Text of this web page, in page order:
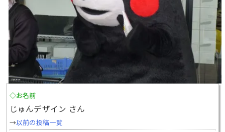
◇お名前
じゅんデザイン さん
→以前の投稿一覧